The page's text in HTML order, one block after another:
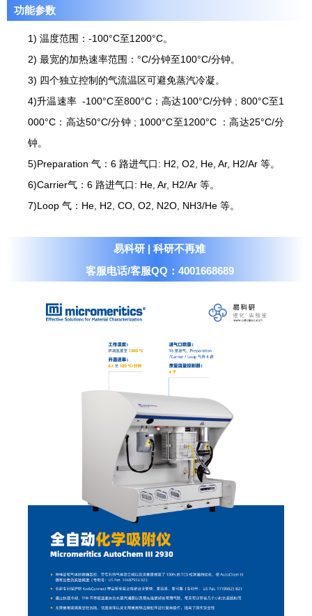
功能参数
1) 温度范围：-100°C至1200°C。
2) 最宽的加热速率范围：°C/分钟至100°C/分钟。
3) 四个独立控制的气流温区可避免蒸汽冷凝。
4)升温速率 -100°C至800°C：高达100°C/分钟 ; 800°C至1
000°C：高达50°C/分钟 ; 1000°C至1200°C ：高达25°C/分
钟。
5)Preparation 气：6 路进气口: H2, O2, He, Ar, H2/Ar 等。
6)Carrier气：6 路进气口: He, Ar, H2/Ar 等。
7)Loop 气：He, H2, CO, O2, N2O, NH3/He 等。
易科研 | 科研不再难
客服电话/客服QQ：4001668689